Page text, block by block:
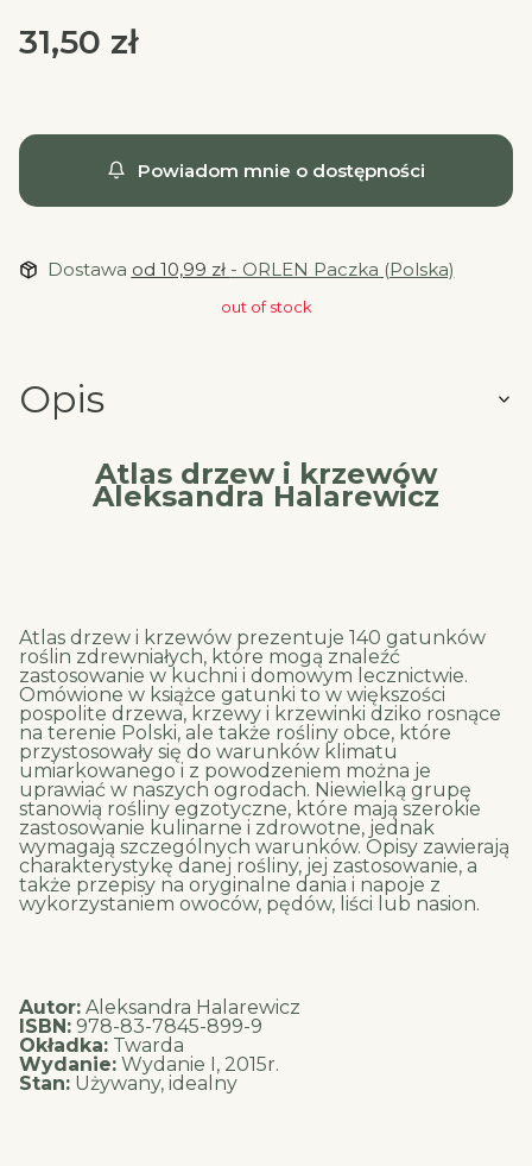
Cena
31,50 zł
Powiadom mnie o dostępności
Dostawa od 10,99 zł - ORLEN Paczka (Polska)
out of stock
Opis
Atlas drzew i krzewów
Aleksandra Halarewicz
Atlas drzew i krzewów prezentuje 140 gatunków
roślin zdrewniałych, które mogą znaleźć
zastosowanie w kuchni i domowym lecznictwie.
Omówione w książce gatunki to w większości
pospolite drzewa, krzewy i krzewinki dziko rosnące
na terenie Polski, ale także rośliny obce, które
przystosowały się do warunków klimatu
umiarkowanego i z powodzeniem można je
uprawiać w naszych ogrodach. Niewielką grupę
stanowią rośliny egzotyczne, które mają szerokie
zastosowanie kulinarne i zdrowotne, jednak
wymagają szczególnych warunków. Opisy zawierają
charakterystykę danej rośliny, jej zastosowanie, a
także przepisy na oryginalne dania i napoje z
wykorzystaniem owoców, pędów, liści lub nasion.
Autor: Aleksandra Halarewicz
ISBN: 978-83-7845-899-9
Okładka: Twarda
Wydanie: Wydanie I, 2015r.
Stan: Używany, idealny